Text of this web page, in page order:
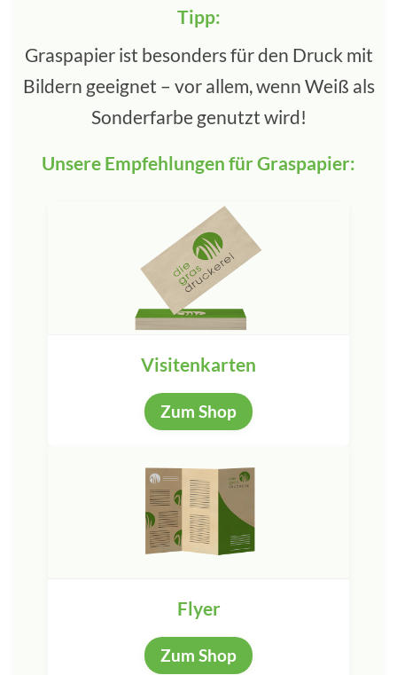
Tipp:
Graspapier ist besonders für den Druck mit
Bildern geeignet – vor allem, wenn Weiß als
Sonderfarbe genutzt wird!
Unsere Empfehlungen für Graspapier:
Visitenkarten
Zum Shop
Flyer
Zum Shop